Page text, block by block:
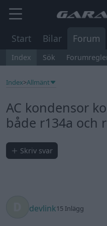
Start Bilar Forum
Index Sök
Index>Allmänt
AC kondensor
både r134a och
Skriv svar
devlink15 Inlägg